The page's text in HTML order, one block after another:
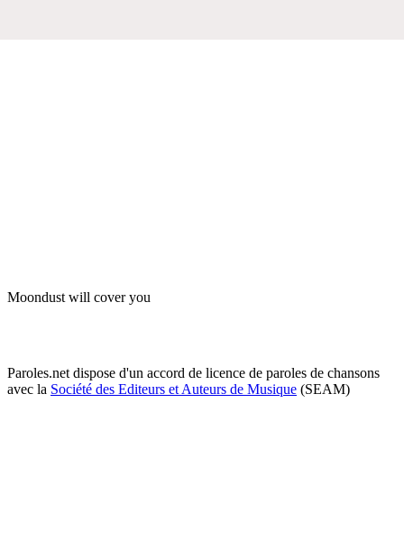
Moondust will cover you
Paroles.net dispose d'un accord de licence de paroles de chansons
avec la Société des Editeurs et Auteurs de Musique (SEAM)